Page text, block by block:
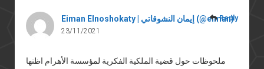
Eiman Elnoshokaty | إيمان النشوقاتي (@eiman)
23/11/2021
ملحوظات حول قضية الملكية الفكرية لمؤسسة الأهرام اظنها
Reply